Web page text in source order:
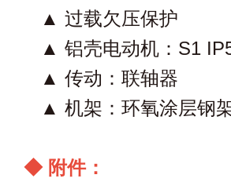
▲ 过载欠压保护
▲ 铝壳电动机：S1
▲ 传动：联轴器
▲ 机架：环氧涂层钢
◆ 附件：